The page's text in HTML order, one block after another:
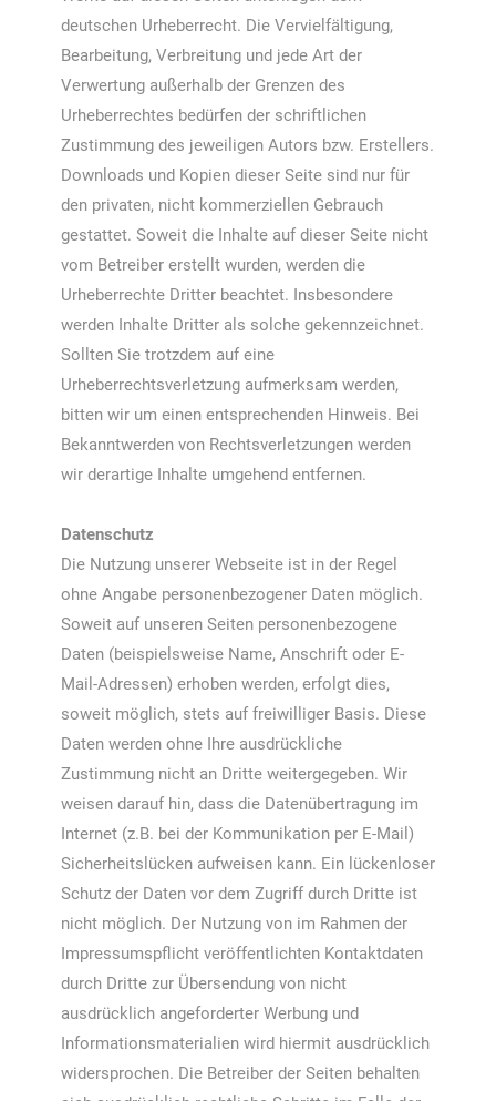
deutschen Urheberrecht. Die Vervielfältigung,
Bearbeitung, Verbreitung und jede Art der
Verwertung außerhalb der Grenzen des
Urheberrechtes bedürfen der schriftlichen
Zustimmung des jeweiligen Autors bzw. Erstellers.
Downloads und Kopien dieser Seite sind nur für
den privaten, nicht kommerziellen Gebrauch
gestattet. Soweit die Inhalte auf dieser Seite nicht
vom Betreiber erstellt wurden, werden die
Urheberrechte Dritter beachtet. Insbesondere
werden Inhalte Dritter als solche gekennzeichnet.
Sollten Sie trotzdem auf eine
Urheberrechtsverletzung aufmerksam werden,
bitten wir um einen entsprechenden Hinweis. Bei
Bekanntwerden von Rechtsverletzungen werden
wir derartige Inhalte umgehend entfernen.
Datenschutz
Die Nutzung unserer Webseite ist in der Regel
ohne Angabe personenbezogener Daten möglich.
Soweit auf unseren Seiten personenbezogene
Daten (beispielsweise Name, Anschrift oder E-
Mail-Adressen) erhoben werden, erfolgt dies,
soweit möglich, stets auf freiwilliger Basis. Diese
Daten werden ohne Ihre ausdrückliche
Zustimmung nicht an Dritte weitergegeben. Wir
weisen darauf hin, dass die Datenübertragung im
Internet (z.B. bei der Kommunikation per E-Mail)
Sicherheitslücken aufweisen kann. Ein lückenloser
Schutz der Daten vor dem Zugriff durch Dritte ist
nicht möglich. Der Nutzung von im Rahmen der
Impressumspflicht veröffentlichten Kontaktdaten
durch Dritte zur Übersendung von nicht
ausdrücklich angeforderter Werbung und
Informationsmaterialien wird hiermit ausdrücklich
widersprochen. Die Betreiber der Seiten behalten